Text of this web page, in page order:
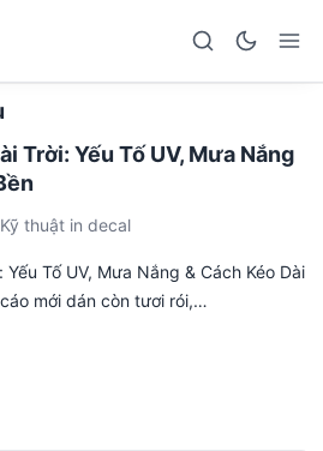
Trời: Yếu Tố UV, Mưa Nắng
Kỹ thuật in decal
Tố UV, Mưa Nắng & Cách Kéo Dài
mới dán còn tươi rói,…